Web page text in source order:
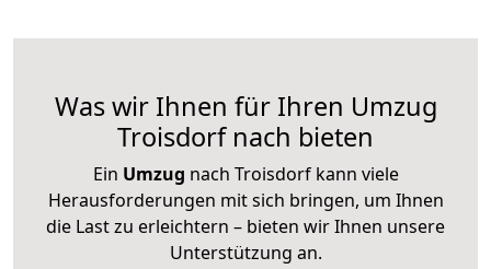
Was wir Ihnen für Ihren Umzug
Troisdorf nach bieten
Ein Umzug nach Troisdorf kann viele
Herausforderungen mit sich bringen, um Ihnen
die Last zu erleichtern – bieten wir Ihnen unsere
Unterstützung an.